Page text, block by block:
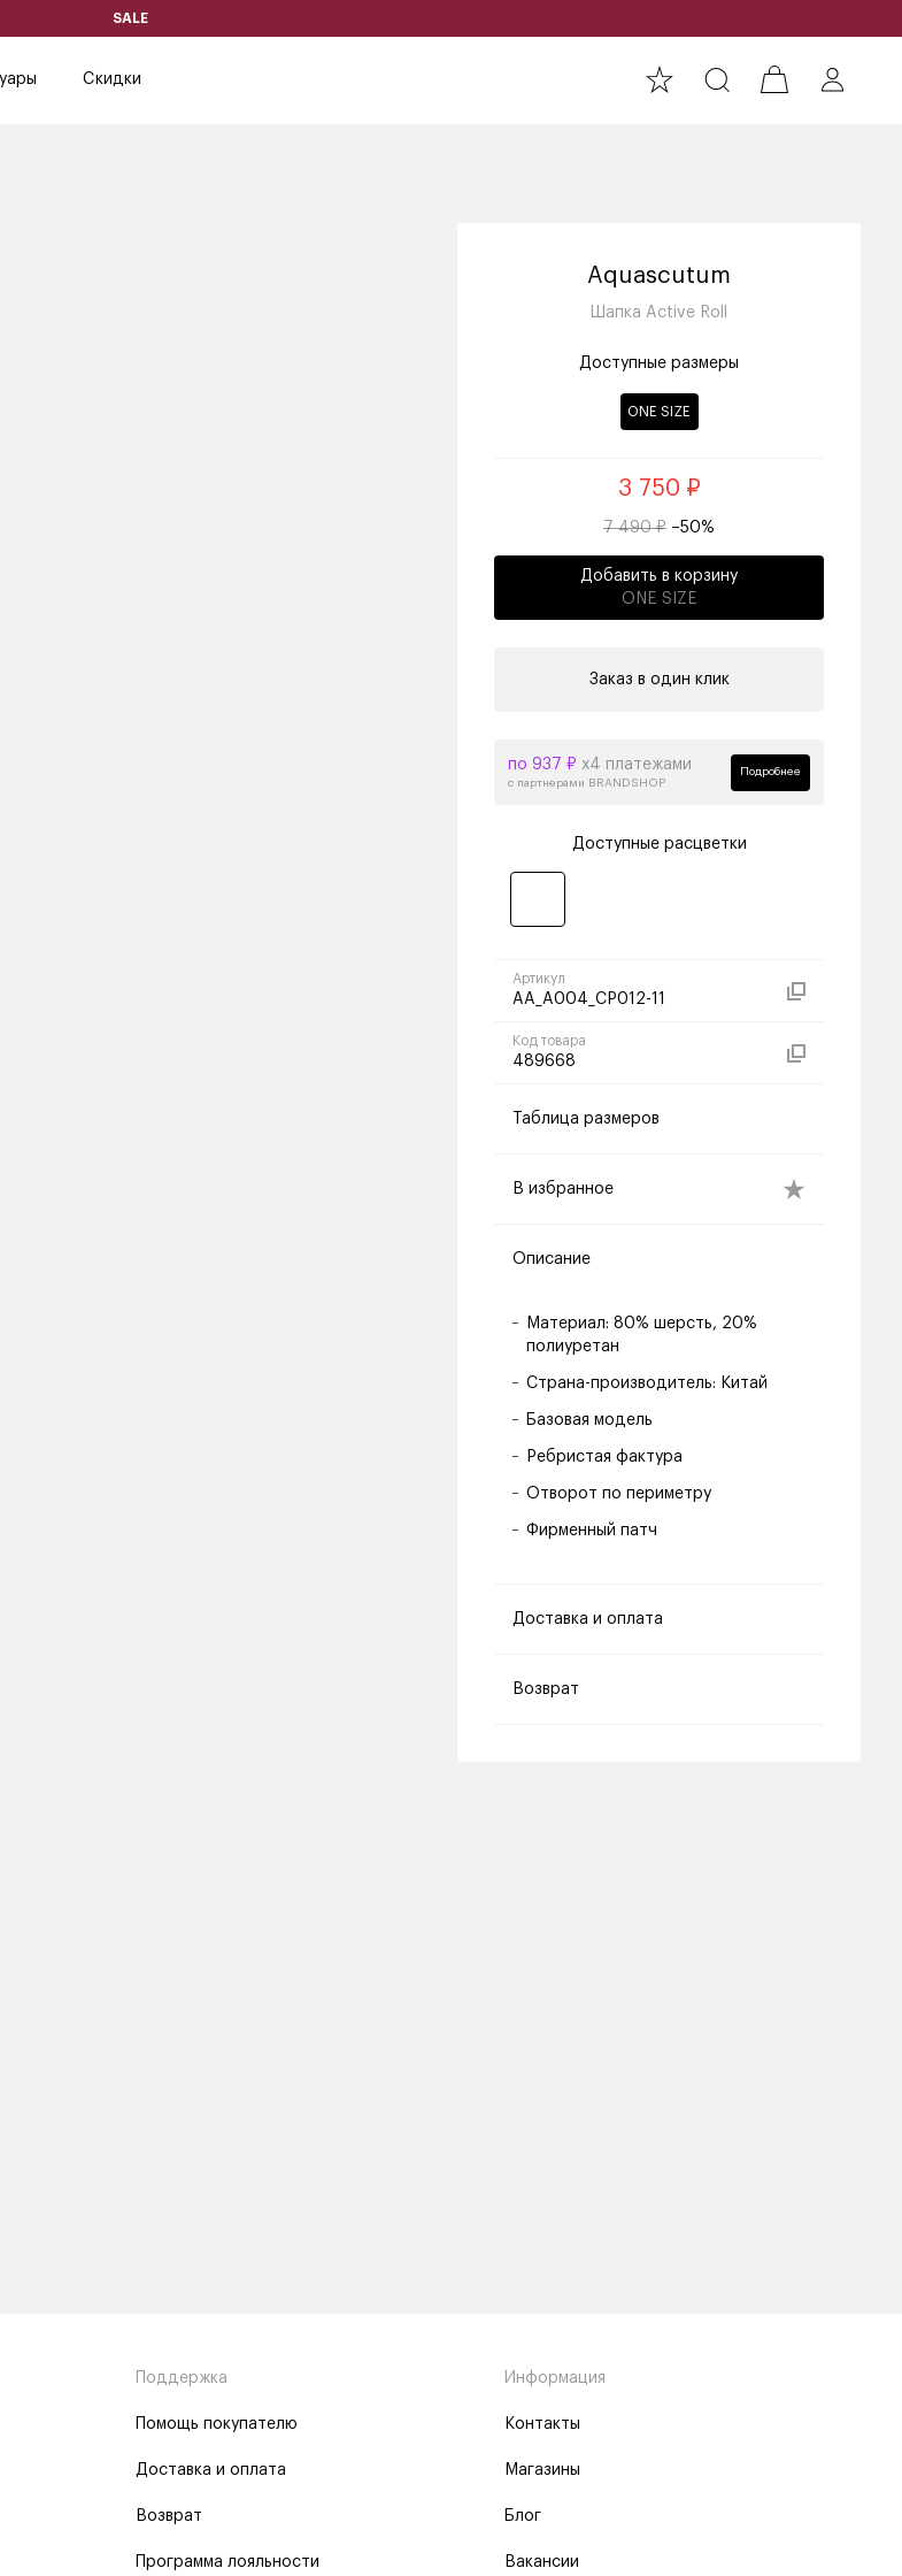
SALE
Скидки
Aquascutum
Шапка Active Roll
Доступные размеры
ONE SIZE
3 750 ₽
7 490 ₽ –50%
Добавить в корзину
ONE SIZE
Заказ в один клик
по 937 ₽ х4 платежами
с партнерами BRANDSHOP
Подробнее
Доступные расцветки
Артикул
AA_A004_CP012-11
Код товара
489668
Таблица размеров
В избранное
Описание
Материал: 80% шерсть, 20%
полиуретан
Страна-производитель: Китай
Базовая модель
Ребристая фактура
Отворот по периметру
Фирменный патч
Доставка и оплата
Возврат
Поддержка
Помощь покупателю
Доставка и оплата
Возврат
Программа лояльности
Информация
Контакты
Магазины
Блог
Вакансии